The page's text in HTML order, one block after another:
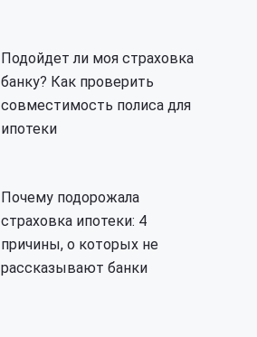
Подойдет ли моя страховка
банку? Как проверить
совместимость полиса для
ипотеки
Почему подорожала
страховка ипотеки: 4
причины, о которых не
рассказывают банки